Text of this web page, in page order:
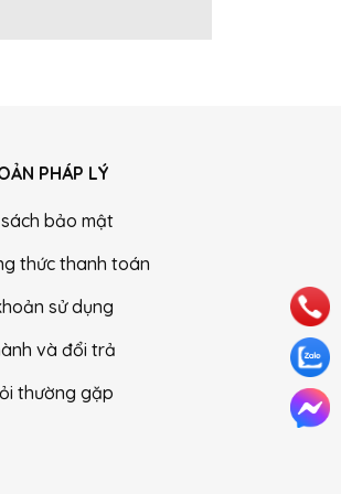
PHÁP LÝ
sách bảo mật
thức thanh toán
sử dụng
và đổi trả
thường gặp